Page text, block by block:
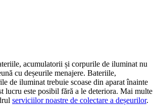
acumulatorii și corpurile de iluminat nu
cu deșeurile menajere. Bateriile,
de iluminat trebuie scoase din aparat înainte
lucru este posibil fără a le deteriora. Mai multe
serviciilor noastre de colectare a deșeurilor.